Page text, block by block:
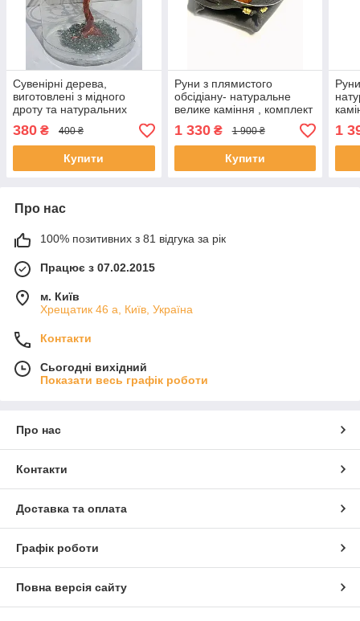
Сувенірні дерева,
виготовлені з мідного
дроту та натуральних
каменів.
380 ₴ 400 ₴
Купити
Руни з плямистого
обсідіану- натуральне
велике каміння , комплект
у кожаній торбтнці,
старший футарк
1 330₴ 1 900 ₴
Купити
1
Про нас
100% позитивних з 81 відгука за рік
Працює з 07.02.2015
м. Київ
Хрещатик 46 а, Київ, Україна
Контакти
Сьогодні вихідний
Показати весь графік роботи
Про нас
Контакти
Доставка та оплата
Графік роботи
Повна версія сайту